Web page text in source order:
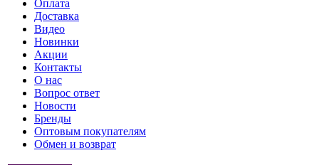
Оплата
Доставка
Видео
Новинки
Акции
Контакты
О нас
Вопрос ответ
Новости
Бренды
Оптовым покупателям
Обмен и возврат